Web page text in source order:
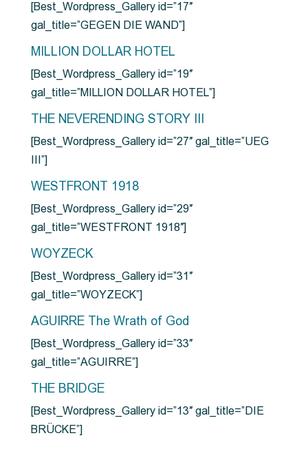
[Best_Wordpress_Gallery id=”17″
gal_title=”GEGEN DIE WAND”]
MILLION DOLLAR HOTEL
[Best_Wordpress_Gallery id=”19″
gal_title=”MILLION DOLLAR HOTEL”]
THE NEVERENDING STORY III
[Best_Wordpress_Gallery id=”27″ gal_title=”UEG
III”]
WESTFRONT 1918
[Best_Wordpress_Gallery id=”29″
gal_title=”WESTFRONT 1918″]
WOYZECK
[Best_Wordpress_Gallery id=”31″
gal_title=”WOYZECK”]
AGUIRRE The Wrath of God
[Best_Wordpress_Gallery id=”33″
gal_title=”AGUIRRE”]
THE BRIDGE
[Best_Wordpress_Gallery id=”13″ gal_title=”DIE
BRÜCKE”]